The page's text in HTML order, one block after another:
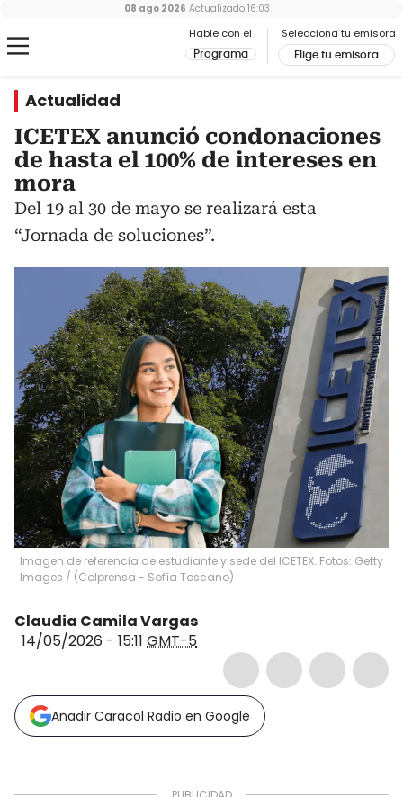
Hable con el
Programa
Selecciona tu emisora
Elige tu emisora
08 ago 2026 Actualizado 16:03
Actualidad
ICETEX anunció condonaciones
de hasta el 100% de intereses en
mora
Del 19 al 30 de mayo se realizará esta
“Jornada de soluciones”.
Imagen de referencia de estudiante y sede del ICETEX. Fotos: Getty
Images / (Colprensa - Sofía Toscano)
Claudia Camila Vargas
14/05/2026 - 15:11 GMT-5
Añadir Caracol Radio en Google